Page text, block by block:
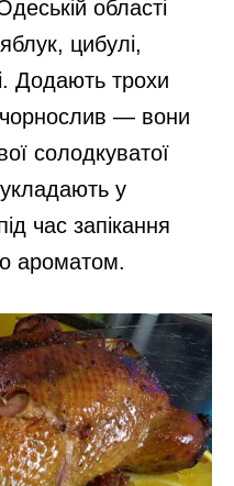
області
цибулі,
Додають трохи
чорнослив — вони
солодкуватої
у
час запікання
ароматом.